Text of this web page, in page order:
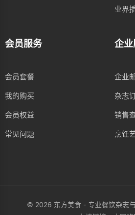
业界
会员服务
会员套餐
我的购买
会员权益
常见问题
企
企业
杂志
销售
烹饪
© 2026 东方美食 - 专业餐饮杂志